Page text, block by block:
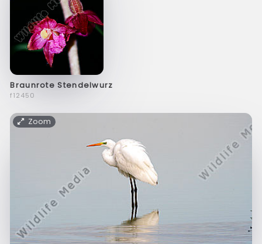
Braunrote Stendelwurz
f12450
Zoom